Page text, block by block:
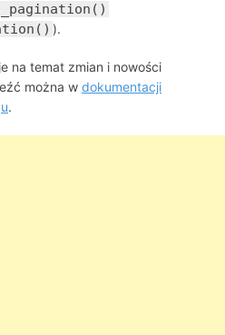
).
na temat zmian i nowości
można w dokumentacji
.